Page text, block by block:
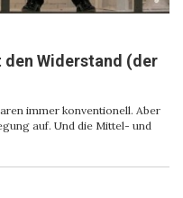
den Widerstand (der
immer konventionell. Aber
auf. Und die Mittel- und